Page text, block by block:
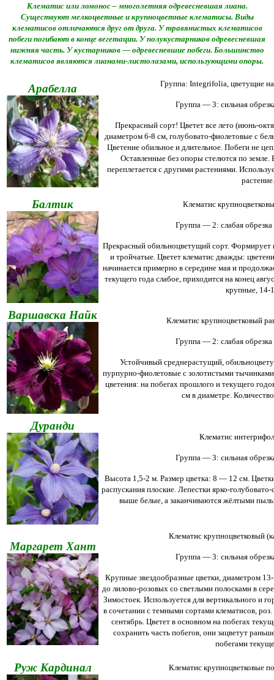
Клематис или ломонос – многолетняя одревесневшая лиана.
Существуют мелкоцветные и крупноцветные клематисы. Виды
клематисов отличаются друг от друга. У травянистых клематисов
побеги погибают в конце вегетации. У полукустарников одревесневшая
нижняя часть. У кустарников — одревесневшие побеги. Большинство
клематисов являются лианами-листолазами, использующими опоры.
Арабелла Группа: Integrifolia, цветущие на
Группа — 3: сильная
Прекрасный сорт! Цветет все лето (июнь-
диаметром 6-8 см, голубовато-фиолетовые с
Цветение обильное и длительное. Побеги не
Оставленные без опоры стелются по
переплетается с другими растениями.
растение.
Балтик Клематис
Группа — 2: слабая обрезка
Прекрасный обильноцветущий сорт. Формирует
и тройчатые. Цветет клематис дважды:
начинается примерно в середине мая и
текущего года слабое, приходится на конец
крупные, 14-
Варшавска Найк Клематис крупноцветковый
Группа — 2: слабая обрезка
Устойчивый среднерастущий,
пурпурно-фиолетовые с золотистыми
цветения: на побегах прошлого и текущего
см в диаметре.
Дуранди
Клематис
Группа — 3: сильная
Высота 1,5-2 м. Размер цветка: 8 — 12 см.
распускания плоские. Лепестки ярко-
выше белые, а заканчиваются жёлтыми
Маргарет Хант
Клематис крупноцветковый
Группа — 3: сильная
Крупные звездообразные цветки, диаметром
до лилово-розовых со светлыми полосками в
Зимостоек. Используется для вертикального и
в сочетании с темными сортами клематисов,
сентябрь. Цветет в основном на побегах
сохранить часть побегов, они зацветут
побегами
Руж Кардинал Клематис крупноцветковые